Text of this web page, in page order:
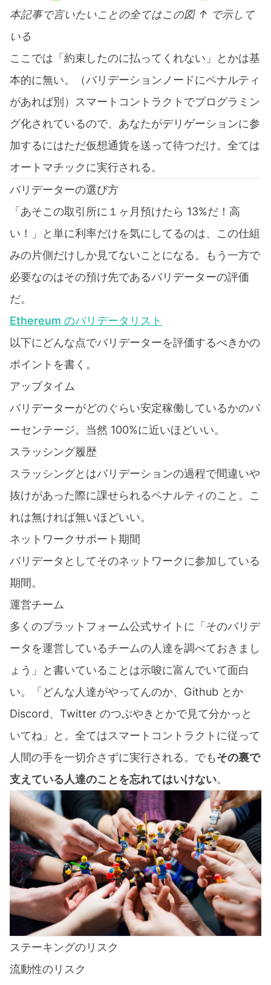
本記事で言いたいことの全てはこの図 ↑ で示して
いる
ここでは「約束したのに払ってくれない」とかは基
本的に無い。（バリデーションノードにペナルティ
があれば別）スマートコントラクトでプログラミン
グ化されているので、あなたがデリゲーションに参
加するにはただ仮想通貨を送って待つだけ。全ては
オートマチックに実行される。
バリデーターの選び方
「あそこの取引所に１ヶ月預けたら 13%だ！高
い！」と単に利率だけを気にしてるのは、この仕組
みの片側だけしか見てないことになる。もう一方で
必要なのはその預け先であるバリデーターの評価
だ。
Ethereum のバリデータリスト
以下にどんな点でバリデーターを評価するべきかの
ポイントを書く。
アップタイム
バリデーターがどのぐらい安定稼働しているかのパ
ーセンテージ。当然 100%に近いほどいい。
スラッシング履歴
スラッシングとはバリデーションの過程で間違いや
抜けがあった際に課せられるペナルティのこと。こ
れは無ければ無いほどいい。
ネットワークサポート期間
バリデータとしてそのネットワークに参加している
期間。
運営チーム
多くのプラットフォーム公式サイトに「そのバリデ
ータを運営しているチームの人達を調べておきまし
ょう」と書いていることは示唆に富んでいて面白
い。「どんな人達がやってんのか、Github とか
Discord、Twitter のつぶやきとかで見て分かっと
いてね」と。全てはスマートコントラクトに従って
人間の手を一切介さずに実行される。でもその裏で
支えている人達のことを忘れてはいけない。
ステーキングのリスク
流動性のリスク